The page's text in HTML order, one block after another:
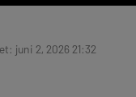
juni 2, 2026 21:32